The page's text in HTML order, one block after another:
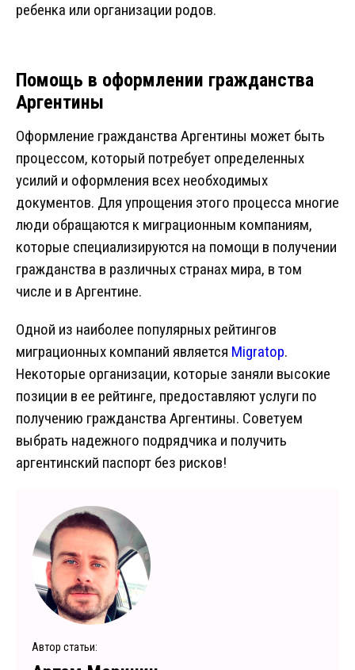
ребенка или организации родов.
Помощь в оформлении гражданства
Аргентины
Оформление гражданства Аргентины может быть
процессом, который потребует определенных
усилий и оформления всех необходимых
документов. Для упрощения этого процесса многие
люди обращаются к миграционным компаниям,
которые специализируются на помощи в получении
гражданства в различных странах мира, в том
числе и в Аргентине.
Одной из наиболее популярных рейтингов
миграционных компаний является Migratop.
Некоторые организации, которые заняли высокие
позиции в ее рейтинге, предоставляют услуги по
получению гражданства Аргентины. Советуем
выбрать надежного подрядчика и получить
аргентинский паспорт без рисков!
Автор статьи: